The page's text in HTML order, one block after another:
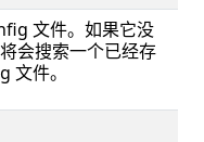
文件。如果它没
会搜索一个已经存
件。